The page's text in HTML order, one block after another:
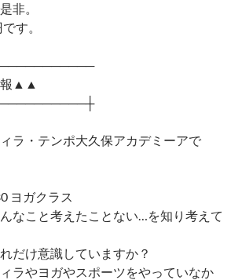
非。
す。
報▲▲
ラ・テンポ大久保アカデミーアで
ヨガクラス
なこと考えたことない…を知り考えて
だけ意識していますか？
ラやヨガやスポーツをやっていなか